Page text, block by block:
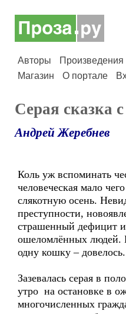
Авторы Произведения
Магазин
О портале
Серая сказка
Андрей Жеребнев
Коль уж вспоминать
человеческая мало
слякотную осень.
преступности,
страшенный дефицит
ошеломлённых людей.
одну кошку – довелось.
Зазевалась серая в
утро на остановке в
многочисленных